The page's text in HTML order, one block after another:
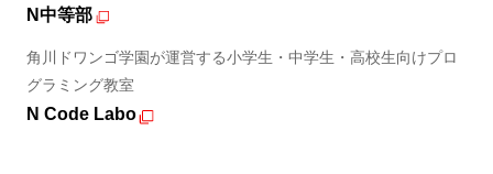
N中等部
角川ドワンゴ学園が運営する小学生・中学生・高校生向けプロ
グラミング教室
N Code Labo